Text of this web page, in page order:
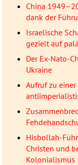
China
dank der
Israelische
gezielt auf
Der Ex-Nato-
Ukraine
Aufruf zu
Hisbollah-
Christen und
Kolonialismus